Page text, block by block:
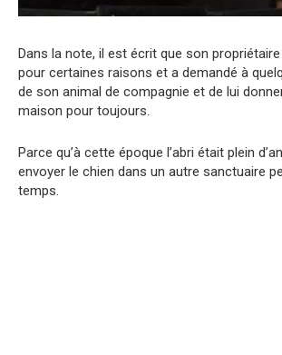
Dans la note, il est écrit que son
pour certaines raisons et a demandé à
de son animal de compagnie et de lui
maison pour toujours.
Parce qu’à cette époque l’abri était plein
envoyer le chien dans un autre sanctuaire
temps.